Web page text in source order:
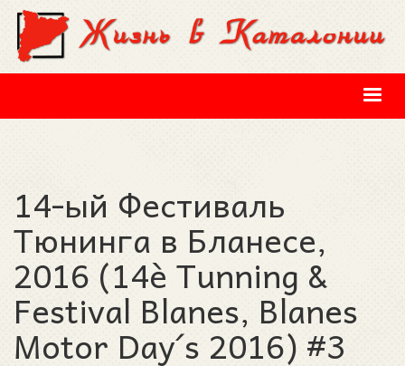
Перейти к основному содержанию
14-ый Фестиваль
Тюнинга в Бланесе,
2016 (14è Tunning &
Festival Blanes, Blanes
Motor Day´s 2016) #3